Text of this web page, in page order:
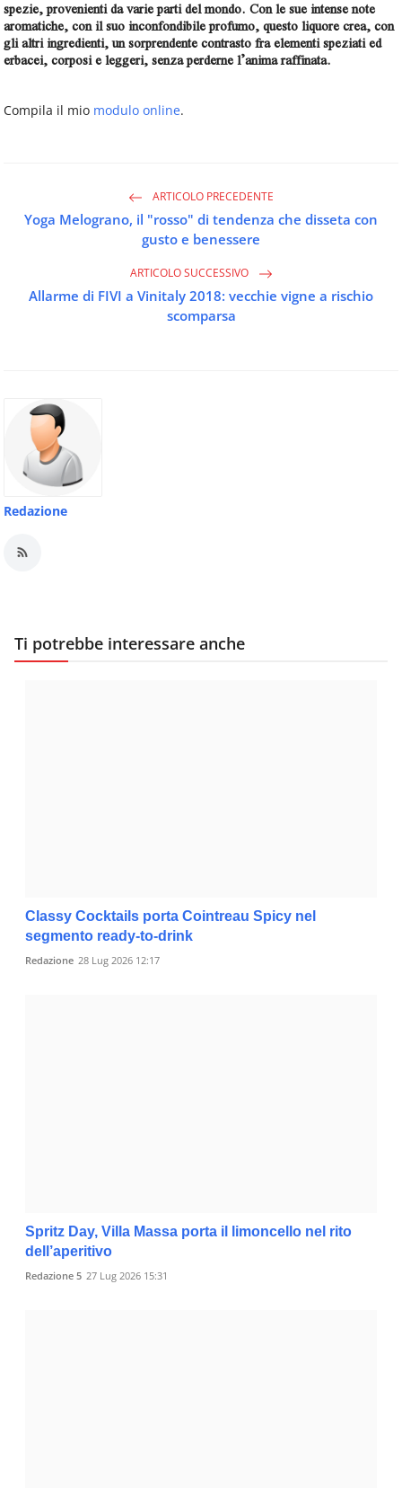
spezie, provenienti da varie parti del mondo. Con le sue intense note
aromatiche, con il suo inconfondibile profumo, questo liquore crea, con
gli altri ingredienti, un sorprendente contrasto fra elementi speziati ed
erbacei, corposi e leggeri, senza perderne l’anima raffinata.
Compila il mio modulo online.
ARTICOLO PRECEDENTE
Yoga Melograno, il "rosso" di tendenza che disseta con
gusto e benessere
ARTICOLO SUCCESSIVO
Allarme di FIVI a Vinitaly 2018: vecchie vigne a rischio
scomparsa
Redazione
Ti potrebbe interessare anche
Classy Cocktails porta Cointreau Spicy nel
segmento ready-to-drink
Redazione 28 Lug 2026 12:17
Spritz Day, Villa Massa porta il limoncello nel rito
dell’aperitivo
Redazione 5 27 Lug 2026 15:31